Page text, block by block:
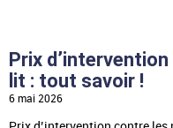
Prix
lit : tout savoir !
6 mai 2026